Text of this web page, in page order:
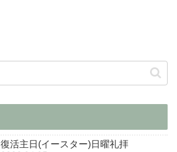
復活主日(イースター)日曜礼拝